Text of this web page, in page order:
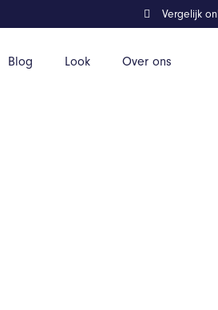
Blog Look Over ons
Vergelijk